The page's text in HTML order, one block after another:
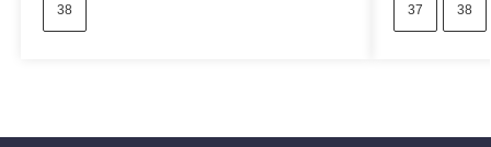
38 37 38